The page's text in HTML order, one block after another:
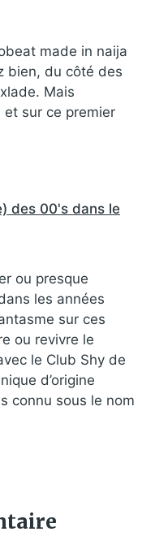
made in naija
bien, du côté des
Mais
et sur ce premier
des 00's dans le
ou presque
les années
sur ces
ou revivre le
le Club Shy de
d’origine
connu sous le nom